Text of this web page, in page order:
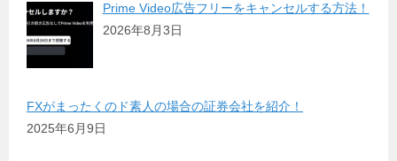
Prime Video広告フリーをキャンセルする方法！
2026年8月3日
FXがまったくのド素人の場合の証券会社を紹介！
2025年6月9日